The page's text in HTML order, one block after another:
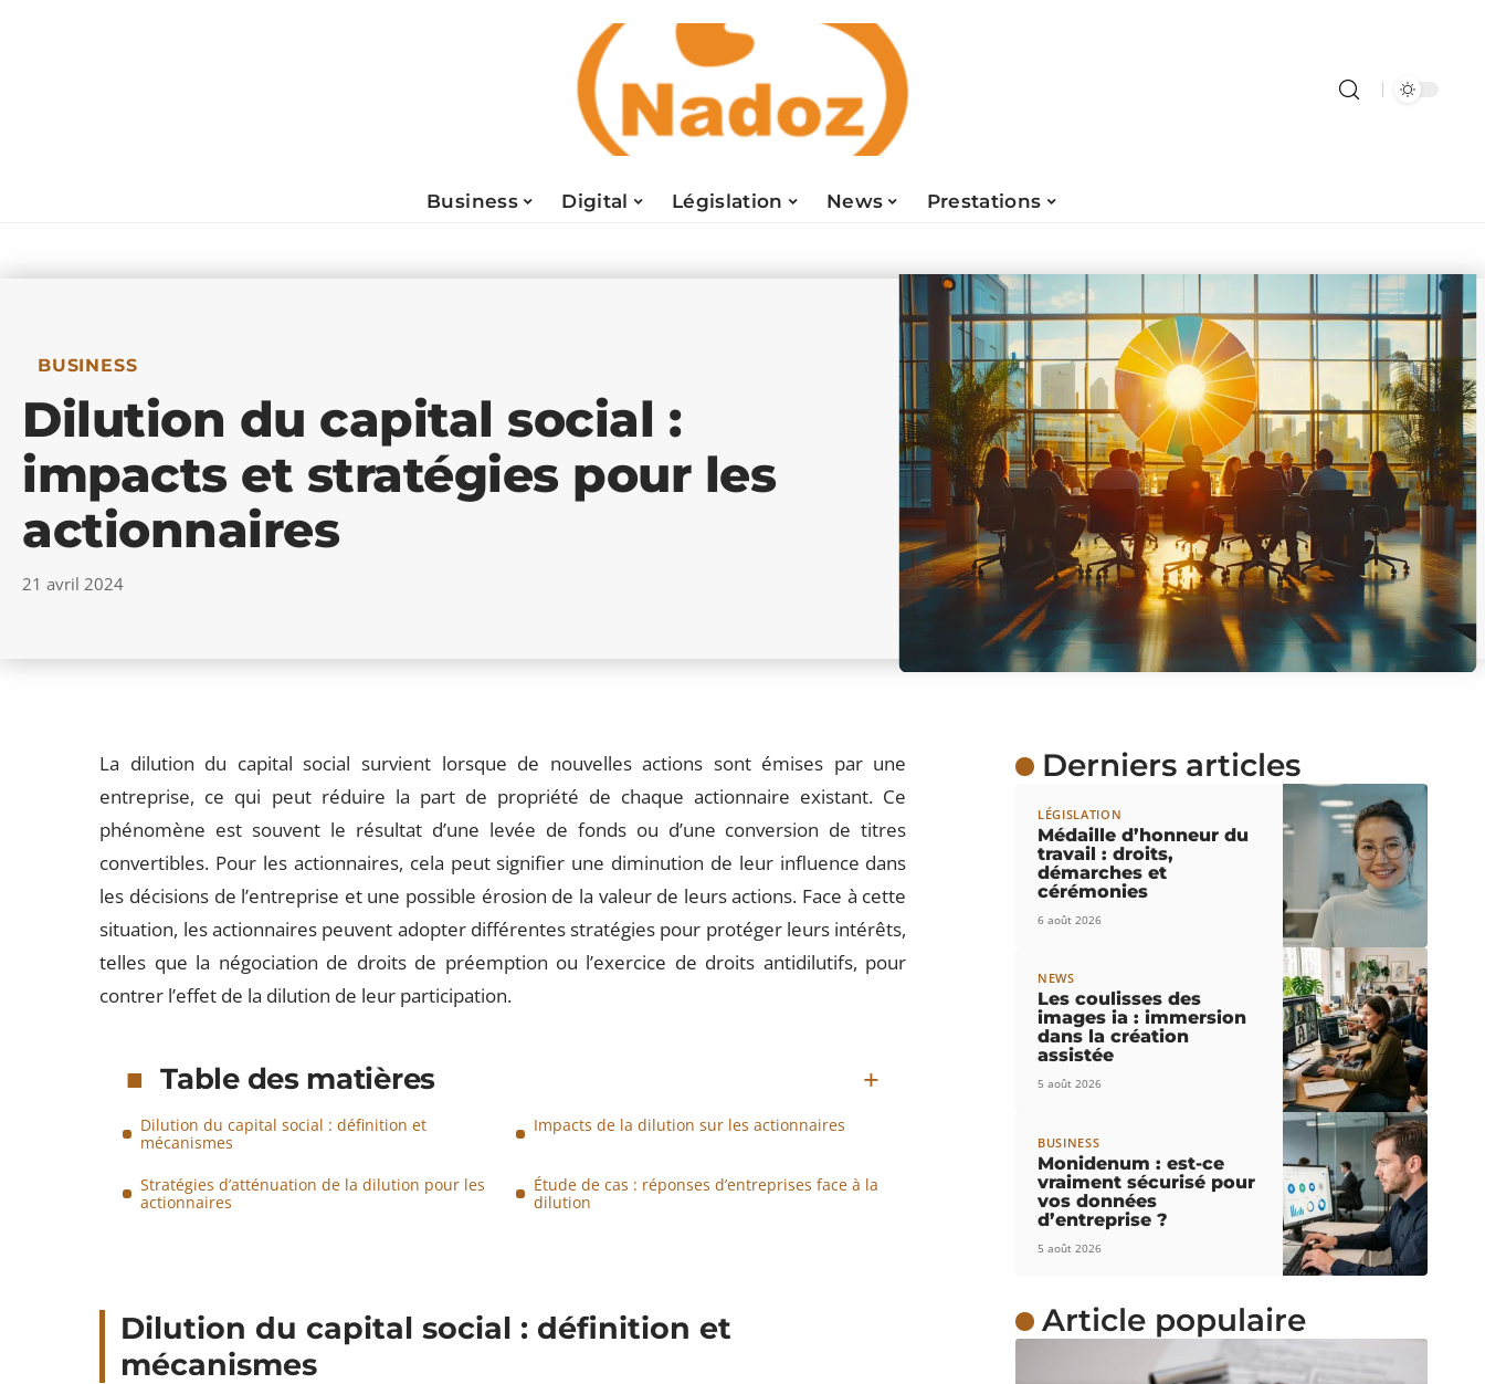
Business Digital Législation News Prestations
BUSINESS
Dilution du capital social :
impacts et stratégies pour les
actionnaires
21 avril 2024
La dilution du capital social survient lorsque de nouvelles actions sont émises par une
entreprise, ce qui peut réduire la part de propriété de chaque actionnaire existant. Ce
phénomène est souvent le résultat d’une levée de fonds ou d’une conversion de titres
convertibles. Pour les actionnaires, cela peut signifier une diminution de leur influence dans
les décisions de l’entreprise et une possible érosion de la valeur de leurs actions. Face à cette
situation, les actionnaires peuvent adopter différentes stratégies pour protéger leurs intérêts,
telles que la négociation de droits de préemption ou l’exercice de droits antidilutifs, pour
contrer l’effet de la dilution de leur participation.
Table des matières
Dilution du capital social : définition et
mécanismes
Impacts de la dilution sur les actionnaires
Stratégies d’atténuation de la dilution pour les
actionnaires
Étude de cas : réponses d’entreprises face à la
dilution
Dilution du capital social : définition et
mécanismes
Derniers articles
LÉGISLATION
Médaille d’honneur du
travail : droits,
démarches et
cérémonies
6 août 2026
NEWS
Les coulisses des
images ia : immersion
dans la création
assistée
5 août 2026
BUSINESS
Monidenum : est-ce
vraiment sécurisé pour
vos données
d’entreprise ?
5 août 2026
Article populaire